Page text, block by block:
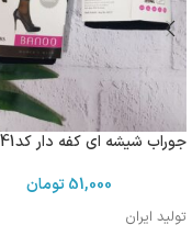
جوراب شیشه ای کفه دار کد1441
51,000تومان
تولید ایران